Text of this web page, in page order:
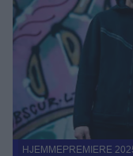
HJEMMEPREMIERE